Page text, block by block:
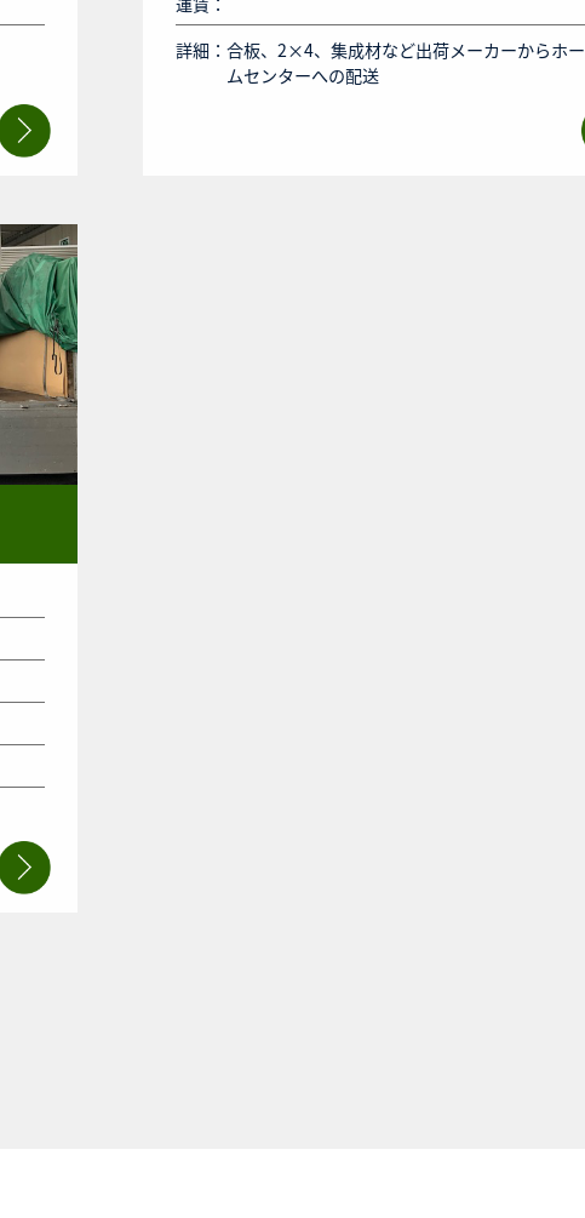
詳細：合板、2×4、集成材など出荷メーカーからホー
ムセンターへの配送